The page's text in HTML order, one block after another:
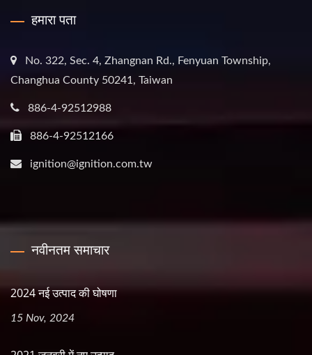
हमारा पता
No. 322, Sec. 4, Zhangnan Rd., Fenyuan Township,
Changhua County 50241, Taiwan
886-4-92512988
886-4-92512166
ignition@ignition.com.tw
नवीनतम समाचार
2024 नई उत्पाद की घोषणा
15 Nov, 2024